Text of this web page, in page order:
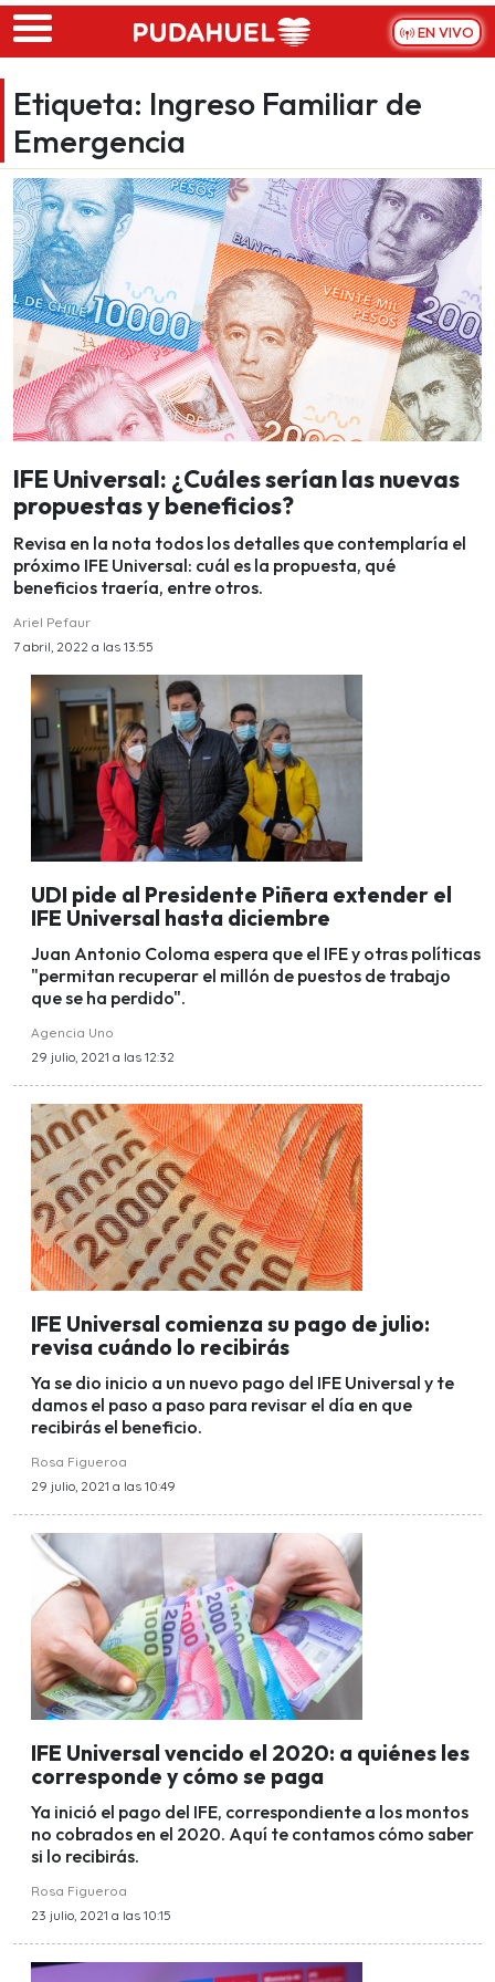
Skip to main content
EN VIVO
Etiqueta: Ingreso Familiar de
Emergencia
IFE Universal: ¿Cuáles serían las nuevas
propuestas y beneficios?
Revisa en la nota todos los detalles que contemplaría el
próximo IFE Universal: cuál es la propuesta, qué
beneficios traería, entre otros.
Ariel Pefaur
7 abril, 2022 a las 13:55
UDI pide al Presidente Piñera extender el
IFE Universal hasta diciembre
Juan Antonio Coloma espera que el IFE y otras políticas
"permitan recuperar el millón de puestos de trabajo
que se ha perdido".
Agencia Uno
29 julio, 2021 a las 12:32
IFE Universal comienza su pago de julio:
revisa cuándo lo recibirás
Ya se dio inicio a un nuevo pago del IFE Universal y te
damos el paso a paso para revisar el día en que
recibirás el beneficio.
Rosa Figueroa
29 julio, 2021 a las 10:49
IFE Universal vencido el 2020: a quiénes les
corresponde y cómo se paga
Ya inició el pago del IFE, correspondiente a los montos
no cobrados en el 2020. Aquí te contamos cómo saber
si lo recibirás.
Rosa Figueroa
23 julio, 2021 a las 10:15